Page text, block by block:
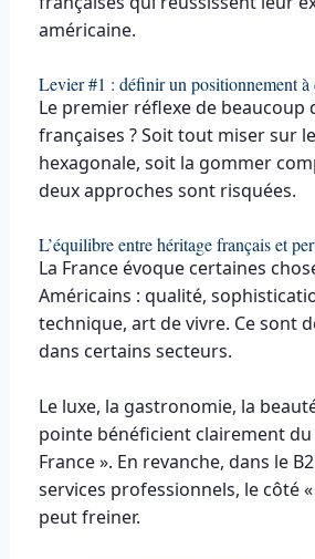
américaine.
Levier #1 : définir un positionnement à
Le premier réflexe de beaucoup
françaises ? Soit tout miser sur
hexagonale, soit la gommer
deux approches sont risquées.
L’équilibre entre héritage français et
La France évoque certaines
Américains : qualité,
technique, art de vivre. Ce sont
dans certains secteurs.
Le luxe, la gastronomie, la
pointe bénéficient clairement du
France ». En revanche, dans le
services professionnels, le côté
peut freiner.